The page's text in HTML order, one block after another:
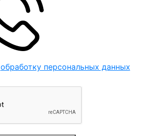
обработку персональных данных